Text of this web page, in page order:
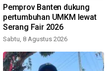
Pemprov Banten dukung
pertumbuhan UMKM lewat
Serang Fair 2026
Sabtu, 8 Agustus 2026